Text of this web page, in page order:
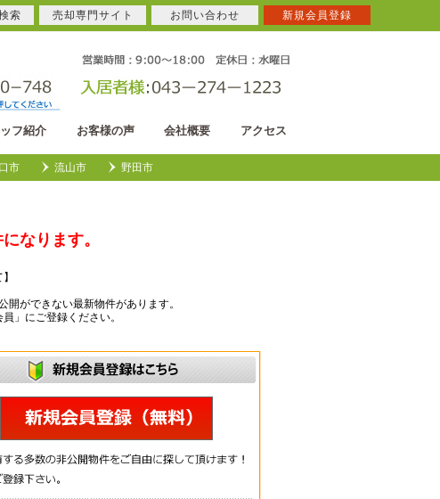
フ紹介 お客様の声 会社概要 アクセス
市 流山市 野田市
なります。
ができない最新物件があります。
」にご登録ください。
索 売却専門サイト お問い合わせ 新規会員登録